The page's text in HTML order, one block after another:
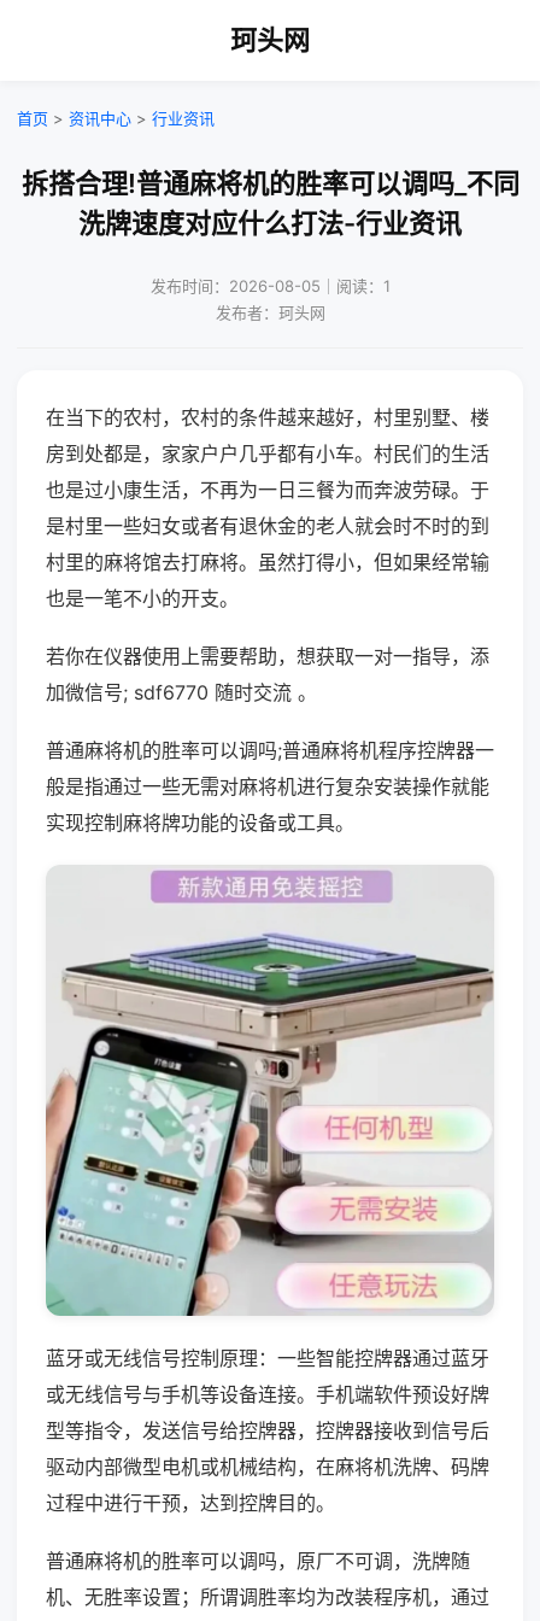
珂头网
首页 > 资讯中心 > 行业资讯
拆搭合理!普通麻将机的胜率可以调吗_不同
洗牌速度对应什么打法-行业资讯
发布时间：2026-08-05｜阅读：1
发布者：珂头网
在当下的农村，农村的条件越来越好，村里别墅、楼
房到处都是，家家户户几乎都有小车。村民们的生活
也是过小康生活，不再为一日三餐为而奔波劳碌。于
是村里一些妇女或者有退休金的老人就会时不时的到
村里的麻将馆去打麻将。虽然打得小，但如果经常输
也是一笔不小的开支。
若你在仪器使用上需要帮助，想获取一对一指导，添
加微信号; sdf6770 随时交流 。
普通麻将机的胜率可以调吗;普通麻将机程序控牌器一
般是指通过一些无需对麻将机进行复杂安装操作就能
实现控制麻将牌功能的设备或工具。
蓝牙或无线信号控制原理：一些智能控牌器通过蓝牙
或无线信号与手机等设备连接。手机端软件预设好牌
型等指令，发送信号给控牌器，控牌器接收到信号后
驱动内部微型电机或机械结构，在麻将机洗牌、码牌
过程中进行干预，达到控牌目的。
普通麻将机的胜率可以调吗，原厂不可调，洗牌随
机、无胜率设置；所谓调胜率均为改装程序机，通过